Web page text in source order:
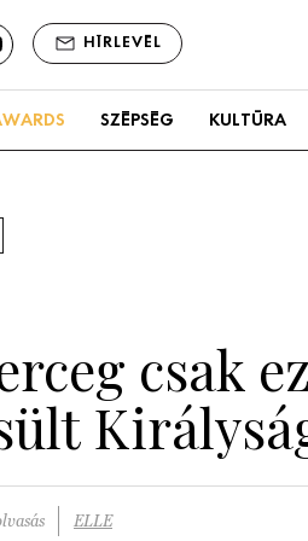
HÍRLEVÉL
SZÉPSÉG KULTÚRA
csak
ELLE